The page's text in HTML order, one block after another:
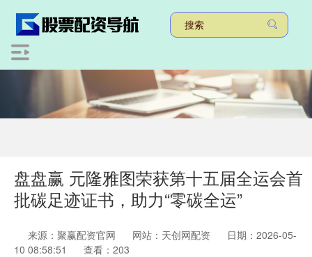
盘盘赢 元隆雅图荣获第十五届全运会首
批碳足迹证书，助力“零碳全运”
来源：聚赢配资官网 网站：天创网配资
日期：2026-05-
10 08:58:51
查看：203